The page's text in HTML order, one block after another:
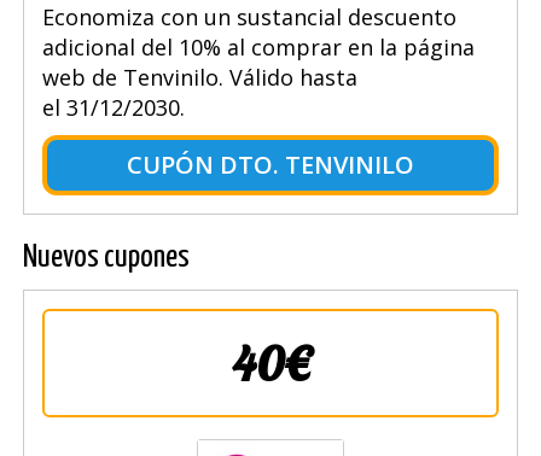
Economiza con un sustancial descuento
adicional del 10% al comprar en la página
web de Tenvinilo. Válido hasta
el 31/12/2030.
CUPÓN DTO. TENVINILO
Nuevos cupones
40€